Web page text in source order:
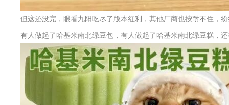
但这还没完，眼看九阳吃尽了版本红利，其他厂商也按耐不住，
有人做起了哈基米南北绿豆包，有人做起了哈基米南北绿豆糕，